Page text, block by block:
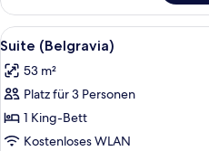
Zimmer,
Parkblick
Alle
Fotos
für
Suite
(Belgravia)
anzeigen
6
Suite (Belgravia)
53 m²
Platz für 3 Personen
1 King-Bett
Kostenloses WLAN